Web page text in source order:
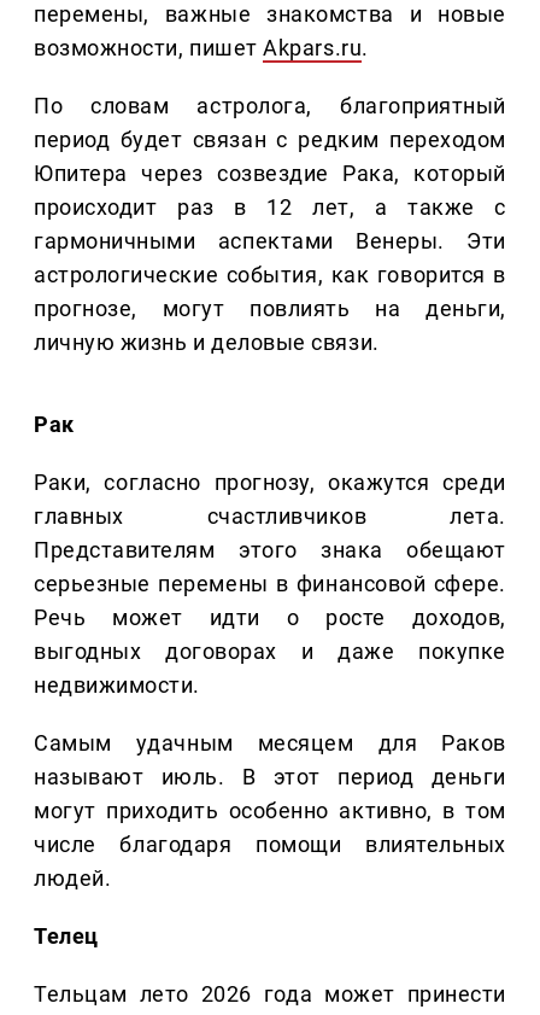
перемены, важные знакомства и новые
возможности, пишетAkpars.ru.
По словам астролога, благоприятный
период будет связан с редким переходом
Юпитера через созвездие Рака, который
происходит раз в 12 лет, а также с
гармоничными аспектами Венеры. Эти
астрологические события, как говорится в
прогнозе, могут повлиять на деньги,
личную жизнь и деловые связи.
Рак
Раки, согласно прогнозу, окажутся среди
главных счастливчиков лета.
Представителям этого знака обещают
серьезные перемены в финансовой сфере.
Речь может идти о росте доходов,
выгодных договорах и даже покупке
недвижимости.
Самым удачным месяцем для Раков
называют июль. В этот период деньги
могут приходить особенно активно, в том
числе благодаря помощи влиятельных
людей.
Телец
Тельцам лето 2026 года может принести